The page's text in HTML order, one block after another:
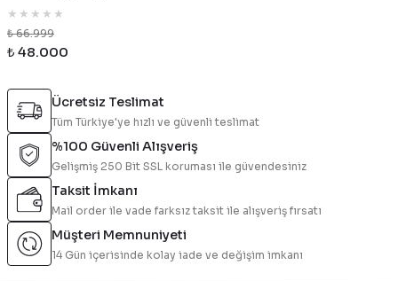
Kurutmalı Çamaşır Makinesi
₺ 66.999
₺ 48.000
Ücretsiz Teslimat
Tüm Türkiye'ye hızlı ve güvenli teslimat
%100 Güvenli Alışveriş
Gelişmiş 250 Bit SSL koruması ile güvendesiniz
Taksit İmkanı
Mail order ile vade farksız taksit ile alışveriş fırsatı
Müşteri Memnuniyeti
14 Gün içerisinde kolay iade ve değişim imkanı